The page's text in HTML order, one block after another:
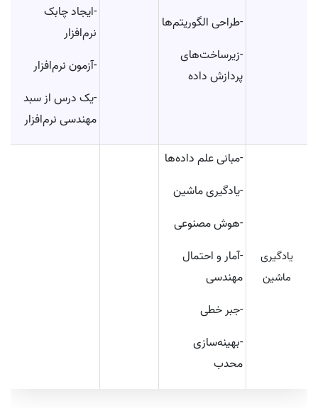
-طراحی الگوریتم‌ها
-زیرساخت‌های
پردازش داده
-ایجاد چابک
نرم‌افزار
-آزمون نرم‌افزار
-یک درس از سبد
مهندسی نرم‌افزار
یادگیری
ماشین
-مبانی علم داده‌ها
-یادگیری ماشین
-هوش مصنوعی
-آمار و احتمال
مهندسی
-جبر خطی
-بهینه‌سازی
محدب